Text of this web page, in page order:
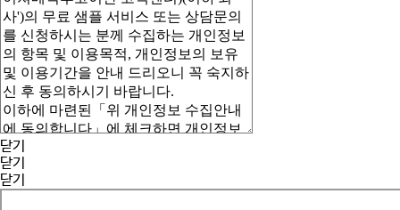
닫기
닫기
닫기